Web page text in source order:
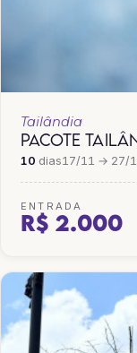
Tailândia
PACOTE
10 dias17/11 → 27/
ENTRADA
R$ 2.000